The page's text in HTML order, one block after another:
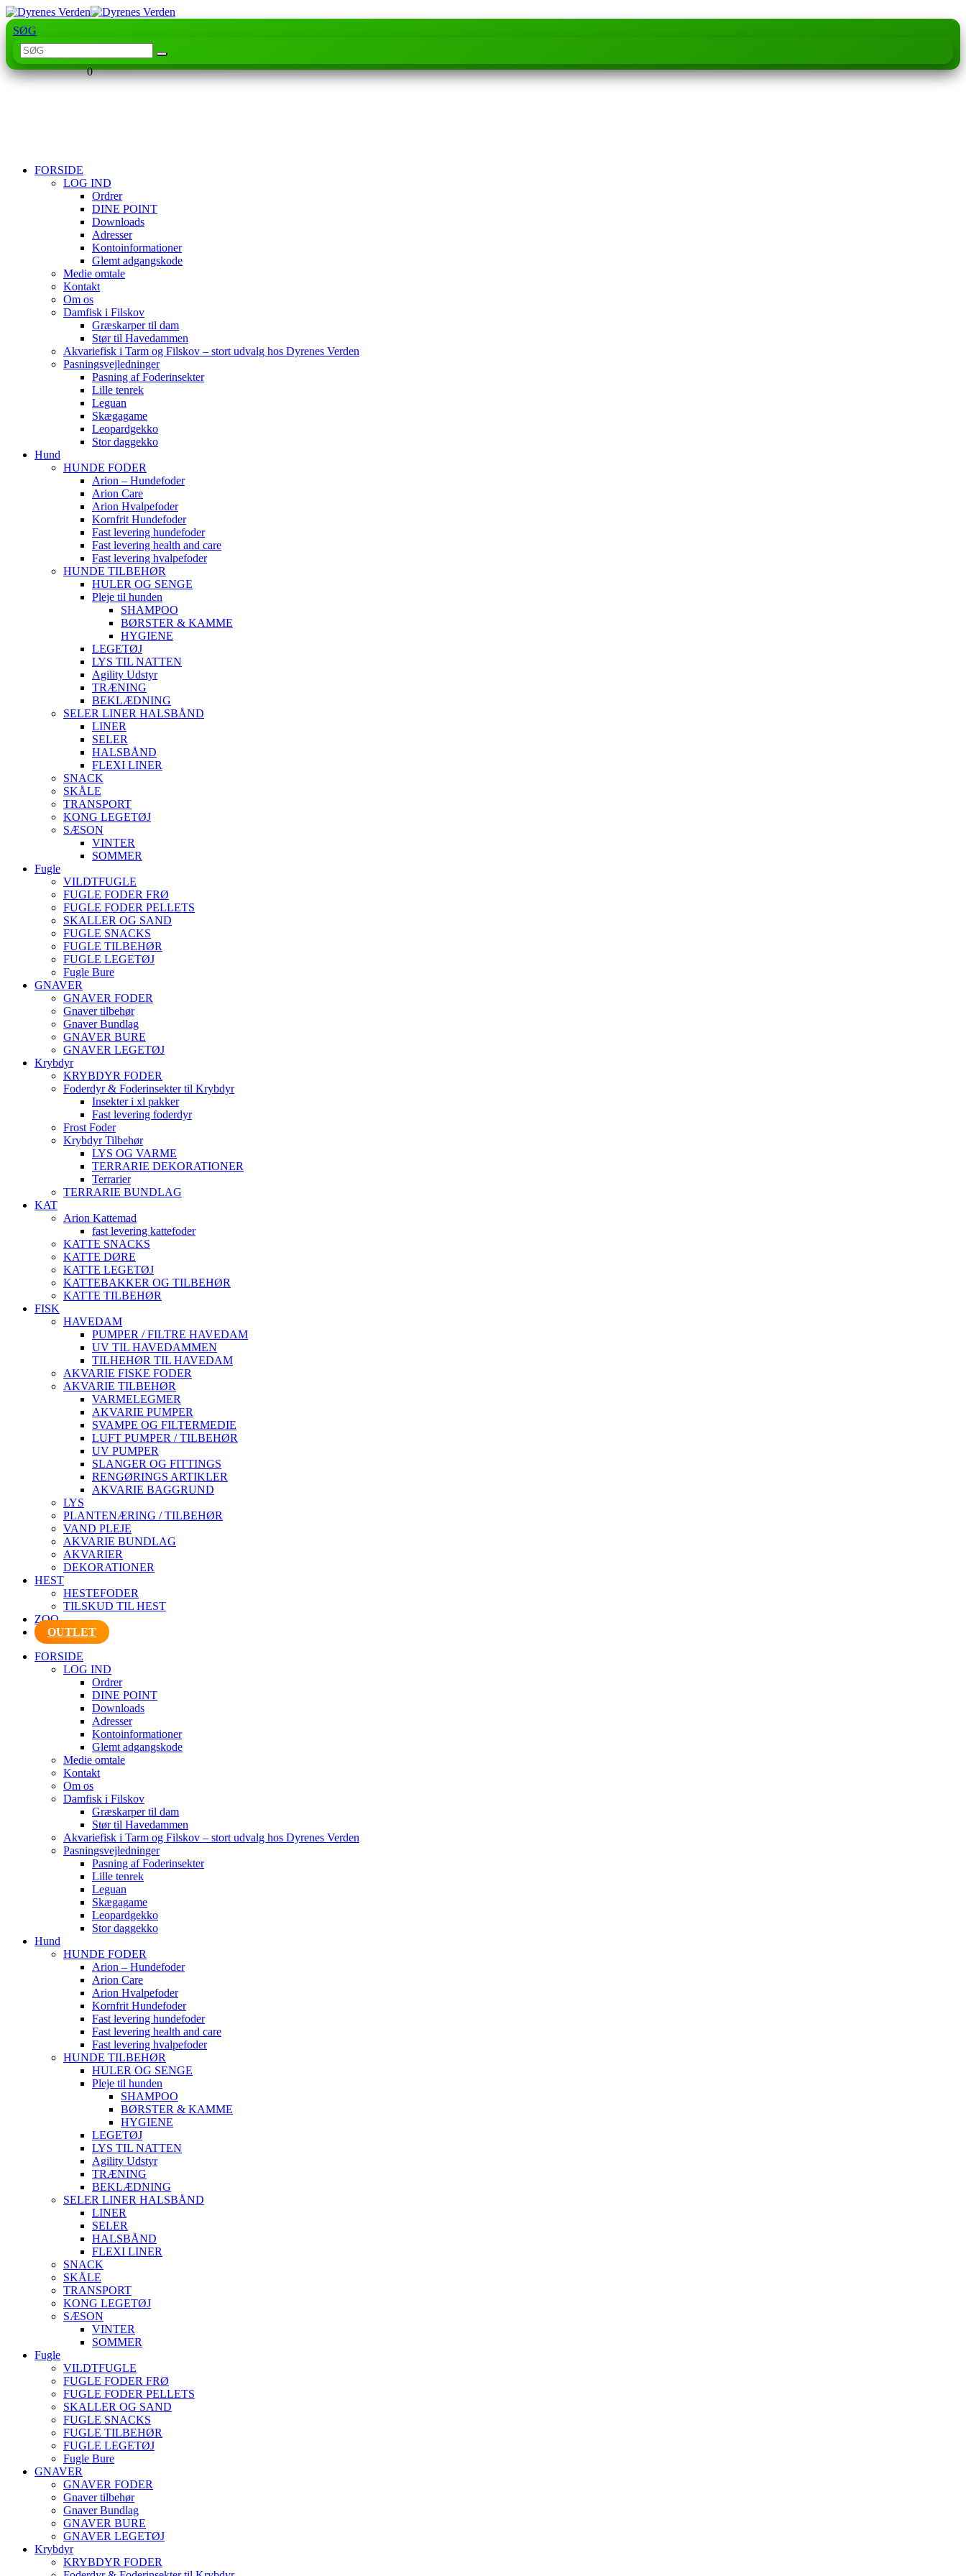
SØG
0
FORSIDE
LOG IND
Ordrer
DINE POINT
Downloads
Adresser
Kontoinformationer
Glemt adgangskode
Medie omtale
Kontakt
Om os
Damfisk i Filskov
Græskarper til dam
Stør til Havedammen
Akvariefisk i Tarm og Filskov – stort udvalg hos Dyrenes Verden
Pasningsvejledninger
Pasning af Foderinsekter
Lille tenrek
Leguan
Skægagame
Leopardgekko
Stor daggekko
Hund
HUNDE FODER
Arion – Hundefoder
Arion Care
Arion Hvalpefoder
Kornfrit Hundefoder
Fast levering hundefoder
Fast levering health and care
Fast levering hvalpefoder
HUNDE TILBEHØR
HULER OG SENGE
Pleje til hunden
SHAMPOO
BØRSTER & KAMME
HYGIENE
LEGETØJ
LYS TIL NATTEN
Agility Udstyr
TRÆNING
BEKLÆDNING
SELER LINER HALSBÅND
LINER
SELER
HALSBÅND
FLEXI LINER
SNACK
SKÅLE
TRANSPORT
KONG LEGETØJ
SÆSON
VINTER
SOMMER
Fugle
VILDTFUGLE
FUGLE FODER FRØ
FUGLE FODER PELLETS
SKALLER OG SAND
FUGLE SNACKS
FUGLE TILBEHØR
FUGLE LEGETØJ
Fugle Bure
GNAVER
GNAVER FODER
Gnaver tilbehør
Gnaver Bundlag
GNAVER BURE
GNAVER LEGETØJ
Krybdyr
KRYBDYR FODER
Foderdyr & Foderinsekter til Krybdyr
Insekter i xl pakker
Fast levering foderdyr
Frost Foder
Krybdyr Tilbehør
LYS OG VARME
TERRARIE DEKORATIONER
Terrarier
TERRARIE BUNDLAG
KAT
Arion Kattemad
fast levering kattefoder
KATTE SNACKS
KATTE DØRE
KATTE LEGETØJ
KATTEBAKKER OG TILBEHØR
KATTE TILBEHØR
FISK
HAVEDAM
PUMPER / FILTRE HAVEDAM
UV TIL HAVEDAMMEN
TILHEHØR TIL HAVEDAM
AKVARIE FISKE FODER
AKVARIE TILBEHØR
VARMELEGMER
AKVARIE PUMPER
SVAMPE OG FILTERMEDIE
LUFT PUMPER / TILBEHØR
UV PUMPER
SLANGER OG FITTINGS
RENGØRINGS ARTIKLER
AKVARIE BAGGRUND
LYS
PLANTENÆRING / TILBEHØR
VAND PLEJE
AKVARIE BUNDLAG
AKVARIER
DEKORATIONER
HEST
HESTEFODER
TILSKUD TIL HEST
ZOO
OUTLET
FORSIDE
LOG IND
Ordrer
DINE POINT
Downloads
Adresser
Kontoinformationer
Glemt adgangskode
Medie omtale
Kontakt
Om os
Damfisk i Filskov
Græskarper til dam
Stør til Havedammen
Akvariefisk i Tarm og Filskov – stort udvalg hos Dyrenes Verden
Pasningsvejledninger
Pasning af Foderinsekter
Lille tenrek
Leguan
Skægagame
Leopardgekko
Stor daggekko
Hund
HUNDE FODER
Arion – Hundefoder
Arion Care
Arion Hvalpefoder
Kornfrit Hundefoder
Fast levering hundefoder
Fast levering health and care
Fast levering hvalpefoder
HUNDE TILBEHØR
HULER OG SENGE
Pleje til hunden
SHAMPOO
BØRSTER & KAMME
HYGIENE
LEGETØJ
LYS TIL NATTEN
Agility Udstyr
TRÆNING
BEKLÆDNING
SELER LINER HALSBÅND
LINER
SELER
HALSBÅND
FLEXI LINER
SNACK
SKÅLE
TRANSPORT
KONG LEGETØJ
SÆSON
VINTER
SOMMER
Fugle
VILDTFUGLE
FUGLE FODER FRØ
FUGLE FODER PELLETS
SKALLER OG SAND
FUGLE SNACKS
FUGLE TILBEHØR
FUGLE LEGETØJ
Fugle Bure
GNAVER
GNAVER FODER
Gnaver tilbehør
Gnaver Bundlag
GNAVER BURE
GNAVER LEGETØJ
Krybdyr
KRYBDYR FODER